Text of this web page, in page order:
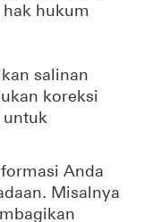
hukum
salinan
koreksi
untuk
Anda
Misalnya